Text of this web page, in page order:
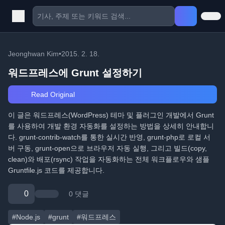
Jeonghwan Kim•2015. 2. 18.
워드프레스에 Grunt 설정하기
Read Original
이 글은 워드프레스(WordPress) 테마 및 플러그인 개발에서 Grunt
를 사용하여 개발 환경 자동화를 설정하는 방법을 상세히 안내합니
다. grunt-contrib-watch를 통한 실시간 반영, grunt-php로 로컬 서
버 구동, grunt-open으로 브라우저 자동 실행, 그리고 빌드(copy,
clean)와 배포(rsync) 작업을 자동화하는 전체 워크플로우와 샘플
Gruntfile.js 코드를 제공합니다.
0 0 댓글
#Node.js #grunt #워드프레스